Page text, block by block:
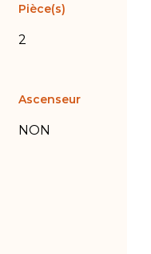
Pièce(s)
2
Ascenseur
NON